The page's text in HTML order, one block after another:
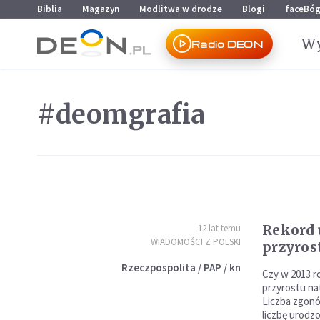
Przejdź do menu głównego
Przejdź do treści
Biblia Magazyn Modlitwa w drodze Blogi faceBóg
Radio DEON
#deomgrafia
12 lat temu
WIADOMOŚCI Z POLSKI
Rzeczpospolita / PAP / kn
Rekord
Czy w 2013
przyrostu
Liczba
liczbę